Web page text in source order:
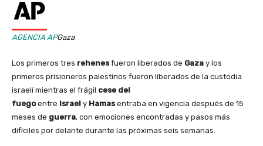
AGENCIA APGaza
Los primeros tres rehenesfueron liberados de Gaza y los
primeros prisioneros palestinos fueron liberados de la custodia
israelí mientras el frágil cese del
fuegoentre Israel y Hamasentraba en vigencia después de 15
meses de guerra, con emociones encontradas y pasos más
difíciles por delante durante las próximas seis semanas.